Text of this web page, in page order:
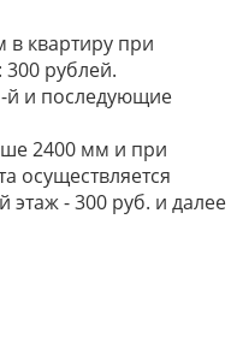
квартиру при
300 рублей.
й и последующие
2400 мм и при
осуществляется
этаж - 300 руб. и далее